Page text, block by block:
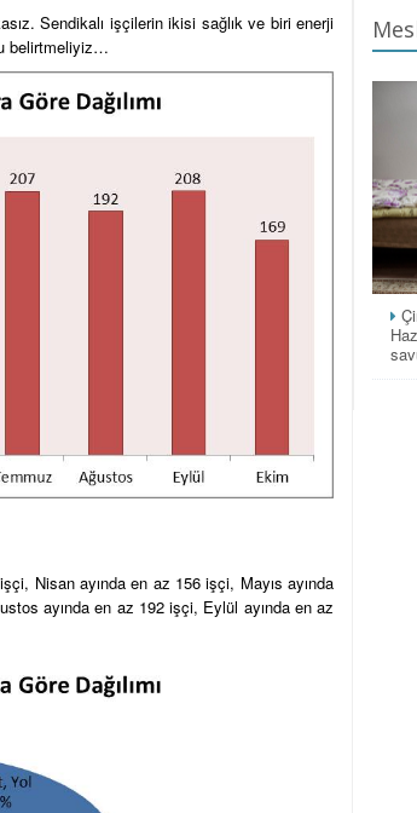
Sendikalı işçilerin ikisi sağlık ve biri enerji
belirtmeliyiz…
Nisan ayında en az 156 işçi, Mayıs ayında
ayında en az 192 işçi, Eylül ayında en az